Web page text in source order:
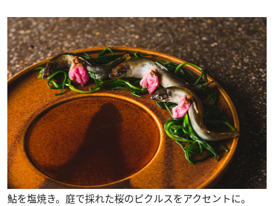
鮎を塩焼き。庭で採れた桜のピクルスをアクセントに。